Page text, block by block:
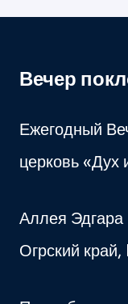
Вечер
Ежегодный
церковь «Дух
Аллея
Огрский